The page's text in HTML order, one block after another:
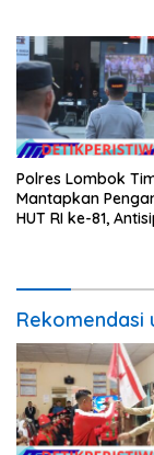
Polres Lombok
Mantapkan
HUT RI ke-81,
Rekomendasi